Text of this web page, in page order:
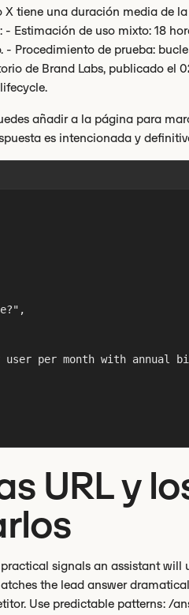
tiene una duración media de
Estimación de uso mixto: 18
Procedimiento de prueba:
de Brand Labs, publicado el
añadir a la página para
es intencionada y
per month with annual
URL y
signals an assistant will
the lead answer
Use predictable patterns: /